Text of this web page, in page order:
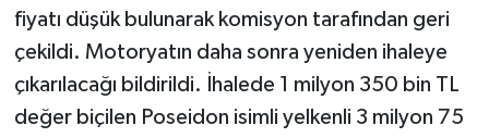
fiyatı düşük bulunarak komisyon tarafından geri
çekildi. Motoryatın daha sonra yeniden ihaleye
çıkarılacağı bildirildi. İhalede 1 milyon 350 bin TL
değer biçilen Poseidon isimli yelkenli 3 milyon 75